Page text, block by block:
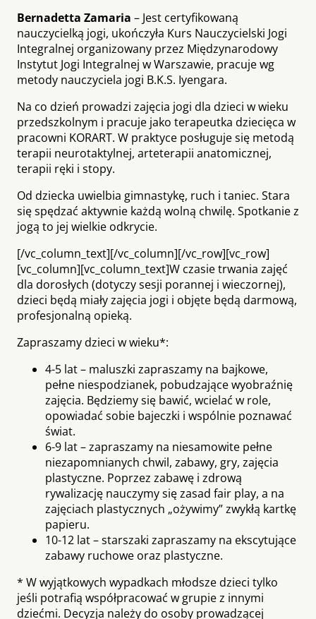
Bernadetta Zamaria – Jest certyfikowaną
nauczycielką jogi, ukończyła Kurs Nauczycielski Jogi
Integralnej organizowany przez Międzynarodowy
Instytut Jogi Integralnej w Warszawie, pracuje wg
metody nauczyciela jogi B.K.S. Iyengara.
Na co dzień prowadzi zajęcia jogi dla dzieci w wieku
przedszkolnym i pracuje jako terapeutka dziecięca w
pracowni KORART. W praktyce posługuje się metodą
terapii neurotaktylnej, arteterapii anatomicznej,
terapii ręki i stopy.
Od dziecka uwielbia gimnastykę, ruch i taniec. Stara
się spędzać aktywnie każdą wolną chwilę. Spotkanie z
jogą to jej wielkie odkrycie.
[/vc_column_text][/vc_column][/vc_row][vc_row]
[vc_column][vc_column_text]W czasie trwania zajęć
dla dorosłych (dotyczy sesji porannej i wieczornej),
dzieci będą miały zajęcia jogi i objęte będą darmową,
profesjonalną opieką.
Zapraszamy dzieci w wieku*:
4-5 lat – maluszki zapraszamy na bajkowe,
pełne niespodzianek, pobudzające wyobraźnię
zajęcia. Będziemy się bawić, wcielać w role,
opowiadać sobie bajeczki i wspólnie poznawać
świat.
6-9 lat – zapraszamy na niesamowite pełne
niezapomnianych chwil, zabawy, gry, zajęcia
plastyczne. Poprzez zabawę i zdrową
rywalizację nauczymy się zasad fair play, a na
zajęciach plastycznych „ożywimy” zwykłą kartkę
papieru.
10-12 lat – starszaki zapraszamy na ekscytujące
zabawy ruchowe oraz plastyczne.
* W wyjątkowych wypadkach młodsze dzieci tylko
jeśli potrafią współpracować w grupie z innymi
dziećmi. Decyzja należy do osoby prowadzącej